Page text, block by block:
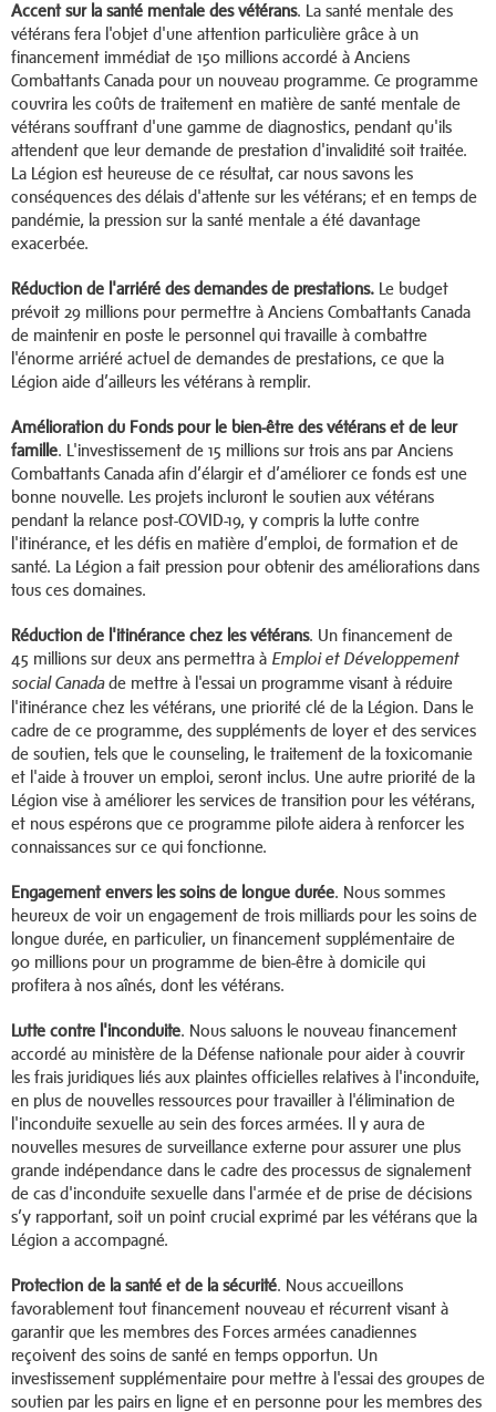
Accent sur la santé mentale des vétérans. La santé mentale des
vétérans fera l'objet d'une attention particulière grâce à un
financement immédiat de 150 millions accordé à Anciens
Combattants Canada pour un nouveau programme. Ce programme
couvrira les coûts de traitement en matière de santé mentale de
vétérans souffrant d'une gamme de diagnostics, pendant qu'ils
attendent que leur demande de prestation d'invalidité soit traitée.
La Légion est heureuse de ce résultat, car nous savons les
conséquences des délais d'attente sur les vétérans; et en temps de
pandémie, la pression sur la santé mentale a été davantage
exacerbée.
Réduction de l'arriéré des demandes de prestations. Le budget
prévoit 29 millions pour permettre à Anciens Combattants Canada
de maintenir en poste le personnel qui travaille à combattre
l'énorme arriéré actuel de demandes de prestations, ce que la
Légion aide d’ailleurs les vétérans à remplir.
Amélioration du Fonds pour le bien-être des vétérans et de leur
famille. L'investissement de 15 millions sur trois ans par Anciens
Combattants Canada afin d’élargir et d’améliorer ce fonds est une
bonne nouvelle. Les projets incluront le soutien aux vétérans
pendant la relance post-COVID-19, y compris la lutte contre
l'itinérance, et les défis en matière d’emploi, de formation et de
santé. La Légion a fait pression pour obtenir des améliorations dans
tous ces domaines.
Réduction de l'itinérance chez les vétérans. Un financement de
45 millions sur deux ans permettra à Emploi et Développement
social Canadade mettre à l'essai un programme visant à réduire
l'itinérance chez les vétérans, une priorité clé de la Légion. Dans le
cadre de ce programme, des suppléments de loyer et des services
de soutien, tels que le counseling, le traitement de la toxicomanie
et l'aide à trouver un emploi, seront inclus. Une autre priorité de la
Légion vise à améliorer les services de transition pour les vétérans,
et nous espérons que ce programme pilote aidera à renforcer les
connaissances sur ce qui fonctionne.
Engagement envers les soins de longue durée. Nous sommes
heureux de voir un engagement de trois milliards pour les soins de
longue durée, en particulier, un financement supplémentaire de
90 millions pour un programme de bien-être à domicile qui
profitera à nos aînés, dont les vétérans.
Lutte contre l'inconduite. Nous saluons le nouveau financement
accordé au ministère de la Défense nationale pour aider à couvrir
les frais juridiques liés aux plaintes officielles relatives à l'inconduite,
en plus de nouvelles ressources pour travailler à l'élimination de
l'inconduite sexuelle au sein des forces armées. Il y aura de
nouvelles mesures de surveillance externe pour assurer une plus
grande indépendance dans le cadre des processus de signalement
de cas d'inconduite sexuelle dans l'armée et de prise de décisions
s’y rapportant, soit un point crucial exprimé par les vétérans que la
Légion a accompagné.
Protection de la santé et de la sécurité. Nous accueillons
favorablement tout financement nouveau et récurrent visant à
garantir que les membres des Forces armées canadiennes
reçoivent des soins de santé en temps opportun. Un
investissement supplémentaire pour mettre à l'essai des groupes de
soutien par les pairs en ligne et en personne pour les membres des